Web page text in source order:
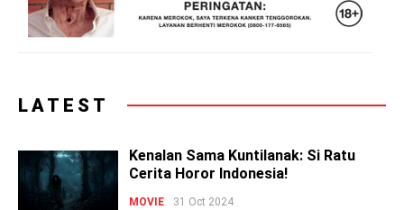
LATEST
Kenalan Sama Kuntilanak: Si Ratu
Cerita Horor Indonesia!
MOVIE 31 Oct 2024